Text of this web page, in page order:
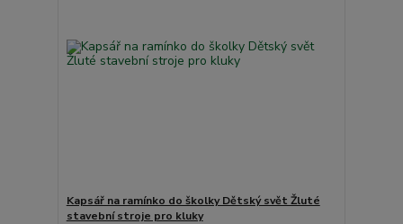
Kapsář na ramínko do školky Dětský svět Žluté
stavební stroje pro kluky